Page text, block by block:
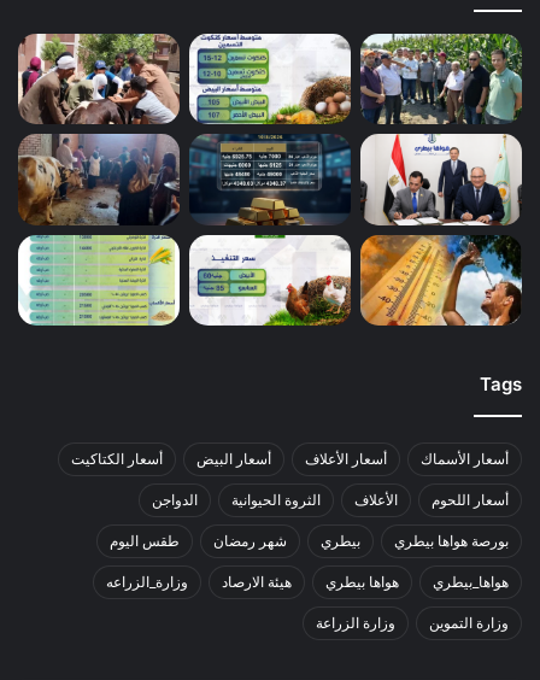
Tags
أسعار الأسماك أسعار الأعلاف أسعار البيض أسعار الكتاكيت
أسعار اللحوم الأعلاف الثروة الحيوانية الدواجن
بورصة هواها بيطري بيطري شهر رمضان طقس اليوم
هواها_بيطري هواها بيطري هيئة الارصاد وزارة_الزراعه
وزارة التموين وزارة الزراعة